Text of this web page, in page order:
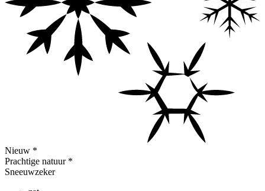
Nieuw *
Prachtige natuur*
Sneeuwzeker